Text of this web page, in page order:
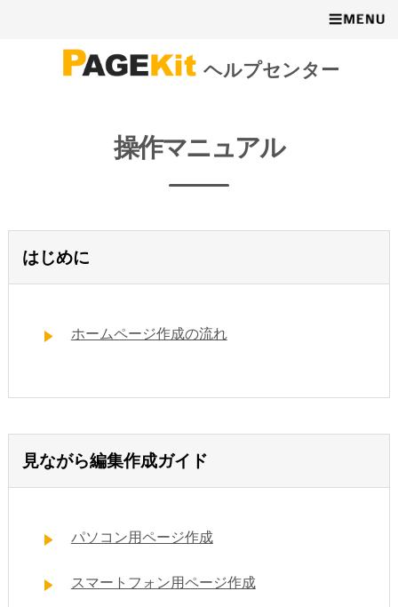
ヘルプセンター
操作マニュアル
はじめに
ホームページ作成の流れ
見ながら編集作成ガイド
パソコン用ページ作成
スマートフォン用ページ作成